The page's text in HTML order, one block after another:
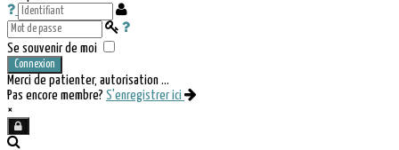
Se souvenir de moi
Connexion
Merci de patienter, autorisation ...
Pas encore membre? S'enregistrer ici
×